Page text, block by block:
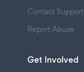
Contact Support
Report Abuse
Get Involved